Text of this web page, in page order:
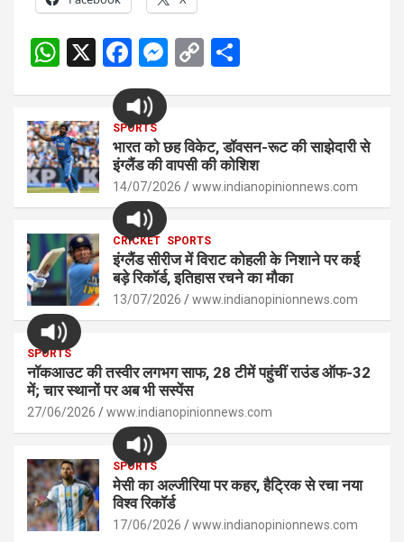
W
s
A
p
p
X
F
a
ce
b
o
o
k
M
n
g
er
C
Li
n
k
e
SPORTS
भारत को छह विकेट, डॉवसन-रूट की साझेदारी से
इंग्लैंड की वापसी की कोशिश
14/07/2026 www.indianopinionnews.com
CRICKET SPORTS
इंग्लैंड सीरीज में विराट कोहली के निशाने पर कई
बड़े रिकॉर्ड, इतिहास रचने का मौका
13/07/2026 www.indianopinionnews.com
SPORTS
नॉकआउट की तस्वीर लगभग साफ, 28 टीमें पहुंचीं राउंड ऑफ-32
में; चार स्थानों पर अब भी सस्पेंस
27/06/2026 www.indianopinionnews.com
SPORTS
मेसी का अल्जीरिया पर कहर, हैट्रिक से रचा नया
विश्व रिकॉर्ड
17/06/2026 www.indianopinionnews.com